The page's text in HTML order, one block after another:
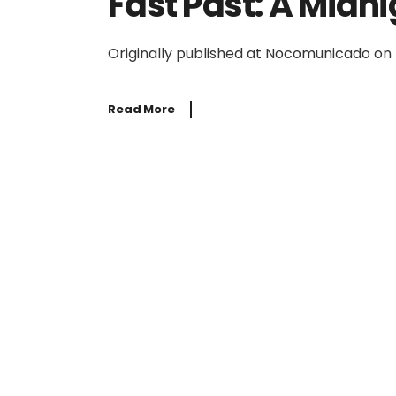
Originally published at Nocomunicado on
Read More